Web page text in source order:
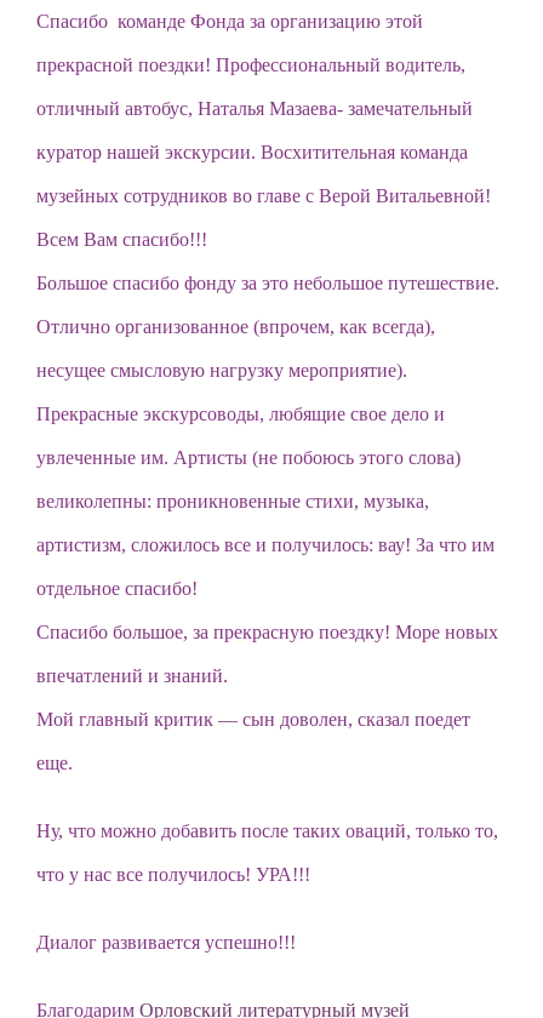
Спасибо команде Фонда за организацию этой
прекрасной поездки! Профессиональный водитель,
отличный автобус, Наталья Мазаева- замечательный
куратор нашей экскурсии. Восхитительная команда
музейных сотрудников во главе с Верой Витальевной!
Всем Вам спасибо!!!
Большое спасибо фонду за это небольшое путешествие.
Отлично организованное (впрочем, как всегда),
несущее смысловую нагрузку мероприятие).
Прекрасные экскурсоводы, любящие свое дело и
увлеченные им. Артисты (не побоюсь этого слова)
великолепны: проникновенные стихи, музыка,
артистизм, сложилось все и получилось: вау! За что им
отдельное спасибо!
Спасибо большое, за прекрасную поездку! Море новых
впечатлений и знаний.
Мой главный критик — сын доволен, сказал поедет
еще.
Ну, что можно добавить после таких оваций, только то,
что у нас все получилось! УРА!!!
Диалог развивается успешно!!!
Благодарим Орловский литературный музей